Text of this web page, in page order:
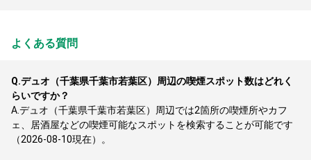
よくある質問
Q.デュオ（千葉県千葉市若葉区）周辺の喫煙スポット数はどれく
らいですか？
A.デュオ（千葉県千葉市若葉区）周辺では2箇所の喫煙所やカフ
ェ、居酒屋などの喫煙可能なスポットを検索することが可能です
（2026-08-10現在）。